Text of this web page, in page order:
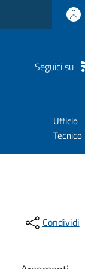
Seguici su
Ufficio
Tecnico
Condividi